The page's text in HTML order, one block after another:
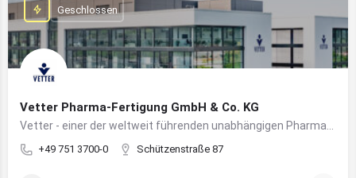
Vetter Pharma-Fertigung GmbH & Co. KG
+49 751 3700-0 Schützenstraße 87
Geschlossen